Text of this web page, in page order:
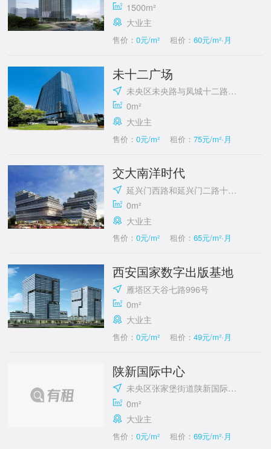
1500m²
大业主
售价：0元/m² 租价： 60元/m²·月
未十二广场
未央区未央路与凤城十二路十字西南角
0m²
大业主
售价：0元/m² 租价： 75元/m²·月
交大南洋时代
延兴门西路和延兴门二路十字东北角
0m²
大业主
售价：0元/m² 租价： 65元/m²·月
西安国家数字出版基地
雁塔区天谷七路996号
0m²
大业主
售价：0元/m² 租价： 49元/m²·月
陕新国际中心
未央区张家堡街道陕新国际中心
0m²
大业主
售价：0元/m² 租价： 69元/m²·月